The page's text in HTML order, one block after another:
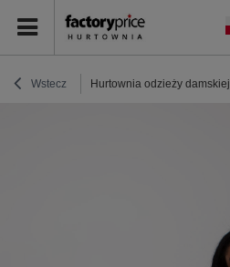
Wstecz Hurtownia odzieży damskiej